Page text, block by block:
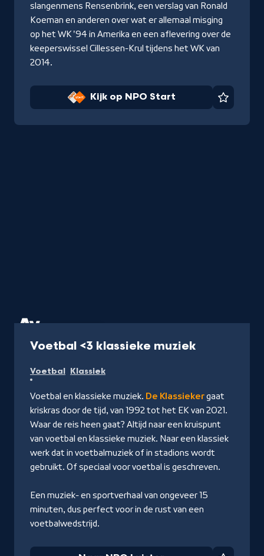
slangenmens Rensenbrink, een verslag van Ronald
Koeman en anderen over wat er allemaal misging
op het WK '94 in Amerika en een aflevering over de
keeperswissel Cillessen-Krul tijdens het WK van
2014.
Kijk op NPO Start
Voetbal <3 klassieke muziek
Voetbal Klassiek
Voetbal en klassieke muziek. De Klassiekergaat
kriskras door de tijd, van 1992 tot het EK van 2021.
Waar de reis heen gaat? Altijd naar een kruispunt
van voetbal en klassieke muziek. Naar een klassiek
werk dat in voetbalmuziek of in stadions wordt
gebruikt. Of speciaal voor voetbal is geschreven.
Een muziek- en sportverhaal van ongeveer 15
minuten, dus perfect voor in de rust van een
voetbalwedstrijd.